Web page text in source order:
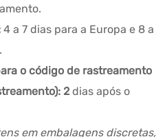
4 a 7 dias para a Europa e 8 a
o código de rastreamento
2dias após o
em embalagens discretas,